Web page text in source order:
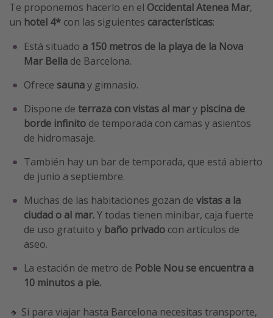
Te proponemos hacerlo en el Occidental Atenea Mar,
un hotel 4* con las siguientes características:
Está situado a 150 metros de la playa de la Nova
Mar Bella de Barcelona.
Ofrece saunay gimnasio.
Dispone de terraza con vistas al mary piscina de
borde infinito de temporada con camas y asientos
de hidromasaje.
También hay un bar de temporada, que está abierto
de junio a septiembre.
Muchas de las habitaciones gozan de vistas a la
ciudad o al mar.Y todas tienen minibar, caja fuerte
de uso gratuito y baño privado con artículos de
aseo.
La estación de metro de Poble Nou se encuentra a
10 minutos a pie.
🔸 Si para viajar hasta Barcelona necesitas transporte,